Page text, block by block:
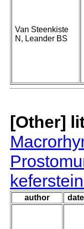
Van Steenkiste
N, Leander BS
[Other]
author date